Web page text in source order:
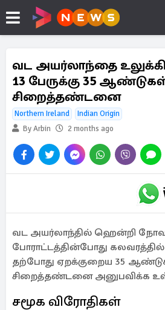
வட அயர்லாந்தை
13 பேருக்கு 35
சிறைத்தண்டனை
Northern Ireland
Indian Origin
By Arbin
2 months ago
வட அயர்லாந்தில் ஹென்றி
போராட்டத்தின்போது
தற்போது ஏறக்குறைய 35
சிறைத்தண்டனை அனுபவிக்க
சமூக விரோதிகள்